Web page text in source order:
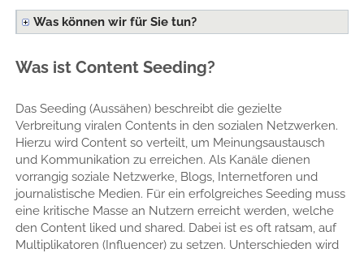
Was können wir für Sie tun?
Was ist Content Seeding?
Das Seeding (Aussähen) beschreibt die gezielte
Verbreitung viralen Contents in den sozialen Netzwerken.
Hierzu wird Content so verteilt, um Meinungsaustausch
und Kommunikation zu erreichen. Als Kanäle dienen
vorrangig soziale Netzwerke, Blogs, Internetforen und
journalistische Medien. Für ein erfolgreiches Seeding muss
eine kritische Masse an Nutzern erreicht werden, welche
den Content liked und shared. Dabei ist es oft ratsam, auf
Multiplikatoren (Influencer) zu setzen. Unterschieden wird